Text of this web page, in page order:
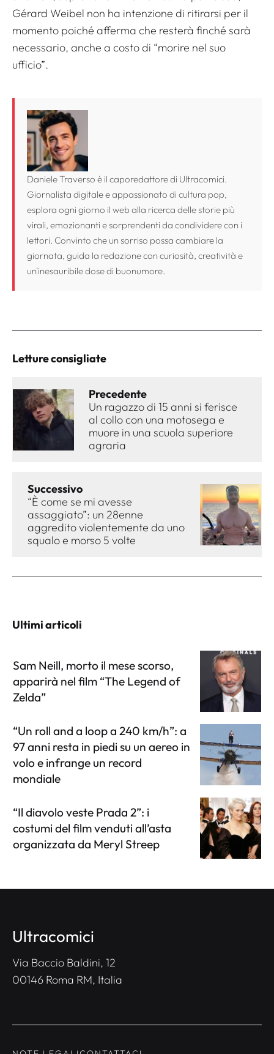
Gérard Weibel non ha intenzione di ritirarsi per il
momento poiché afferma che resterà finché sarà
necessario, anche a costo di “morire nel suo
ufficio”.
Daniele Traverso è il caporedattore di Ultracomici.
Giornalista digitale e appassionato di cultura pop,
esplora ogni giorno il web alla ricerca delle storie più
virali, emozionanti e sorprendenti da condividere con i
lettori. Convinto che un sorriso possa cambiare la
giornata, guida la redazione con curiosità, creatività e
un'inesauribile dose di buonumore.
Letture consigliate
Precedente
Un ragazzo di 15 anni si ferisce
al collo con una motosega e
muore in una scuola superiore
agraria
Successivo
“È come se mi avesse
assaggiato”: un 28enne
aggredito violentemente da uno
squalo e morso 5 volte
Ultimi articoli
Sam Neill, morto il mese scorso,
apparirà nel film “The Legend of
Zelda”
“Un roll and a loop a 240 km/h”: a
97 anni resta in piedi su un aereo in
volo e infrange un record
mondiale
“Il diavolo veste Prada 2”: i
costumi del film venduti all’asta
organizzata da Meryl Streep
Ultracomici
Via Baccio Baldini, 12
00146 Roma RM, Italia